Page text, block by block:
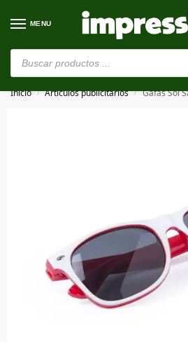
MENU
⚠️ Estamos en pruebas. Si algo
Inicio / Artículos publicitarios / Gafas Sol